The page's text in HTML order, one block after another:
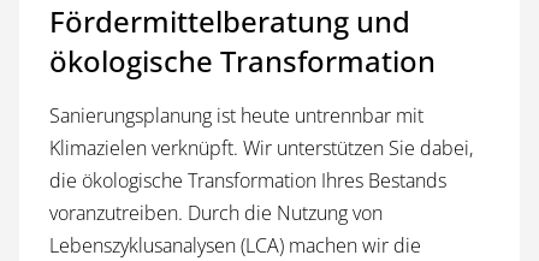
Fördermittelberatung und
ökologische Transformation
Sanierungsplanung ist heute untrennbar mit
Klimazielen verknüpft. Wir unterstützen Sie dabei,
die ökologische Transformation Ihres Bestands
voranzutreiben. Durch die Nutzung von
Lebenszyklusanalysen (LCA) machen wir die